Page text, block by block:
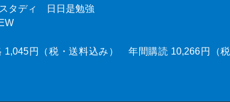
スタディ 日日是勉強
1,045円（税・送料込み） 年間購読 10,266円（